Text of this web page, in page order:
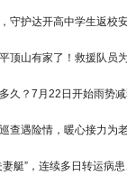
守护达开高中学生返校
顶山有家了！救援队员
久？7月22日开始雨势
查遇险情，暖心接力为
妻艇”，连续多日转运病